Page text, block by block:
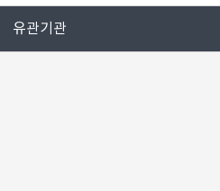
유관기관